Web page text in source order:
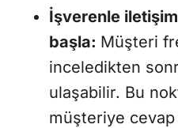
İşverenle
başla: Müşteri
inceledikten
ulaşabilir. Bu
müşteriye cevap